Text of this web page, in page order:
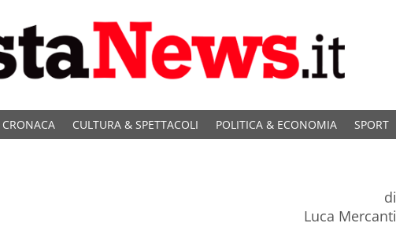
CRONACA CULTURA & SPETTACOLI POLITICA & ECONOMIA SPORT
di
Luca Mercanti